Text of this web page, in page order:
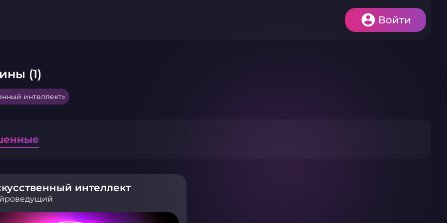
Войти
(1)
интеллект»
интеллект